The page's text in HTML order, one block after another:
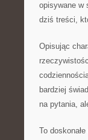
opisywane w
dziś treści,
Opisując
bardziej
na pytania,
To